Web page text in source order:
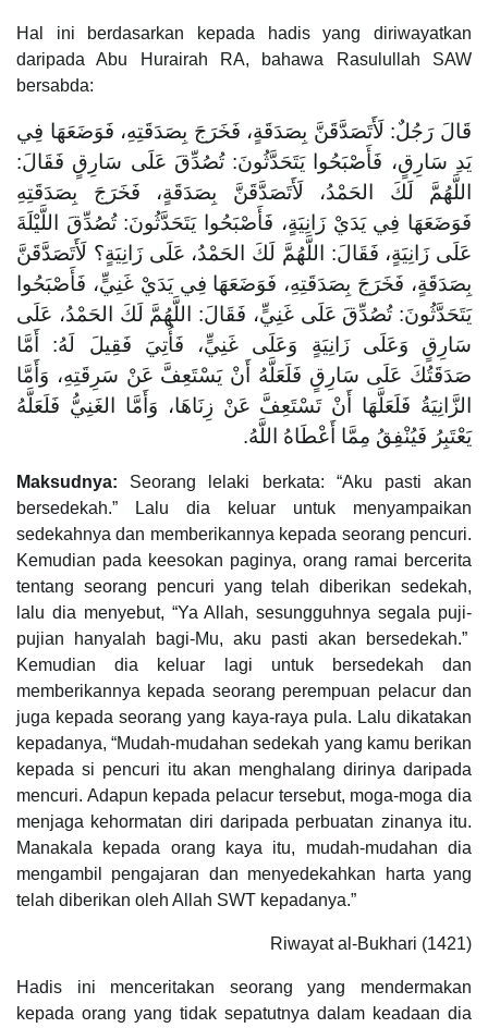
Hal ini berdasarkan kepada hadis yang diriwayatkan
daripada Abu Hurairah RA, bahawa Rasulullah SAW
bersabda:
قَالَ رَجُلٌ: لَأَتَصَدَّقَنَّ بِصَدَقَةٍ، فَخَرَجَ بِصَدَقَتِهِ، فَوَضَعَهَا فِي
يَدِ سَارِقٍ، فَأَصْبَحُوا يَتَحَدَّثُونَ: تُصُدِّقَ عَلَى سَارِقٍ فَقَالَ:
اللَّهُمَّ لَكَ الحَمْدُ، لَأَتَصَدَّقَنَّ بِصَدَقَةٍ، فَخَرَجَ بِصَدَقَتِهِ
فَوَضَعَهَا فِي يَدَيْ زَانِيَةٍ، فَأَصْبَحُوا يَتَحَدَّثُونَ: تُصُدِّقَ اللَّيْلَةَ
عَلَى زَانِيَةٍ، فَقَالَ: اللَّهُمَّ لَكَ الحَمْدُ، عَلَى زَانِيَةٍ؟ لَأَتَصَدَّقَنَّ
بِصَدَقَةٍ، فَخَرَجَ بِصَدَقَتِهِ، فَوَضَعَهَا فِي يَدَيْ غَنِيٍّ، فَأَصْبَحُوا
يَتَحَدَّثُونَ: تُصُدِّقَ عَلَى غَنِيٍّ، فَقَالَ: اللَّهُمَّ لَكَ الحَمْدُ، عَلَى
سَارِقٍ وَعَلَى زَانِيَةٍ وَعَلَى غَنِيٍّ، فَأُتِيَ فَقِيلَ لَهُ: أَمَّا
صَدَقَتُكَ عَلَى سَارِقٍ فَلَعَلَّهُ أَنْ يَسْتَعِفَّ عَنْ سَرِقَتِهِ، وَأَمَّا
الزَّانِيَةُ فَلَعَلَّهَا أَنْ تَسْتَعِفَّ عَنْ زِنَاهَا، وَأَمَّا الغَنِيُّ فَلَعَلَّهُ
يَعْتَبِرُ فَيُنْفِقُ مِمَّا أَعْطَاهُ اللَّهُ.
Maksudnya: Seorang lelaki berkata: “Aku pasti akan
bersedekah.” Lalu dia keluar untuk menyampaikan
sedekahnya dan memberikannya kepada seorang pencuri.
Kemudian pada keesokan paginya, orang ramai bercerita
tentang seorang pencuri yang telah diberikan sedekah,
lalu dia menyebut, “Ya Allah, sesungguhnya segala puji-
pujian hanyalah bagi-Mu, aku pasti akan bersedekah.”
Kemudian dia keluar lagi untuk bersedekah dan
memberikannya kepada seorang perempuan pelacur dan
juga kepada seorang yang kaya-raya pula. Lalu dikatakan
kepadanya, “Mudah-mudahan sedekah yang kamu berikan
kepada si pencuri itu akan menghalang dirinya daripada
mencuri. Adapun kepada pelacur tersebut, moga-moga dia
menjaga kehormatan diri daripada perbuatan zinanya itu.
Manakala kepada orang kaya itu, mudah-mudahan dia
mengambil pengajaran dan menyedekahkan harta yang
telah diberikan oleh Allah SWT kepadanya.”
Riwayat al-Bukhari (1421)
Hadis ini menceritakan seorang yang mendermakan
kepada orang yang tidak sepatutnya dalam keadaan dia